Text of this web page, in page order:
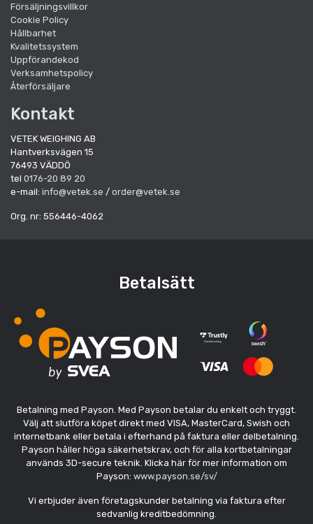
Försäljningsvillkor
Cookie Policy
Hållbarhet
Kvalitetssystem
Uppförandekod
Verksamhetspolicy
Återförsäljare
Kontakt
VETEK WEIGHING AB
Hantverksvägen 15
76493 VÄDDÖ
tel 0176-20 89 20
e-mail: info@vetek.se / order@vetek.se
Org. nr: 556446-4062
Betalsätt
Betalning med Payson. Med Payson betalar du enkelt och tryggt.
Välj att slutföra köpet direkt med VISA, MasterCard, Swish och
internetbank eller betala i efterhand på faktura eller delbetalning.
Payson håller höga säkerhetskrav, och för alla kortbetalningar
används 3D-secure teknik. Klicka här för mer information om
Payson: www.payson.se/sv/
Vi erbjuder även företagskunder betalning via faktura efter
sedvanlig kreditbedömning.